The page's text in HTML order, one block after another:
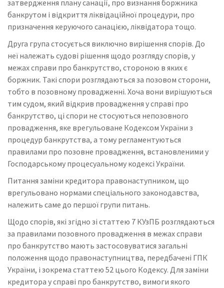
затвердження плану санації, про визнання боржника
банкрутом і відкриття ліквідаційної процедури, про
призначення керуючого санацією, ліквідатора тощо.
Друга група стосується виключно вирішення спорів. До
неї належать судові рішення щодо розгляду спорів, у
межах справи про банкрутство, стороною в яких є
боржник. Такі спори розглядаються за позовом сторони,
тобто в позовному провадженні. Хоча вони вирішуються
тим судом, який відкрив провадження у справі про
банкрутство, ці спори не стосуються непозовного
провадження, яке врегульоване Кодексом України з
процедур банкрутства, а тому регламентуються
правилами про позовне провадження, встановленими у
Господарському процесуальному кодексі України.
Питання заміни кредитора правонаступником, що
врегульовано нормами спеціального законодавства,
належить саме до першої групи питань.
Щодо спорів, які згідно зі статтею 7 КУзПБ розглядаються
за правилами позовного провадження в межах справи
про банкрутство мають застосовуватися загальні
положення щодо правонаступництва, передбачені ГПК
України, і зокрема статтею 52 цього Кодексу. Для заміни
кредитора у справі про банкрутство, вимоги якого